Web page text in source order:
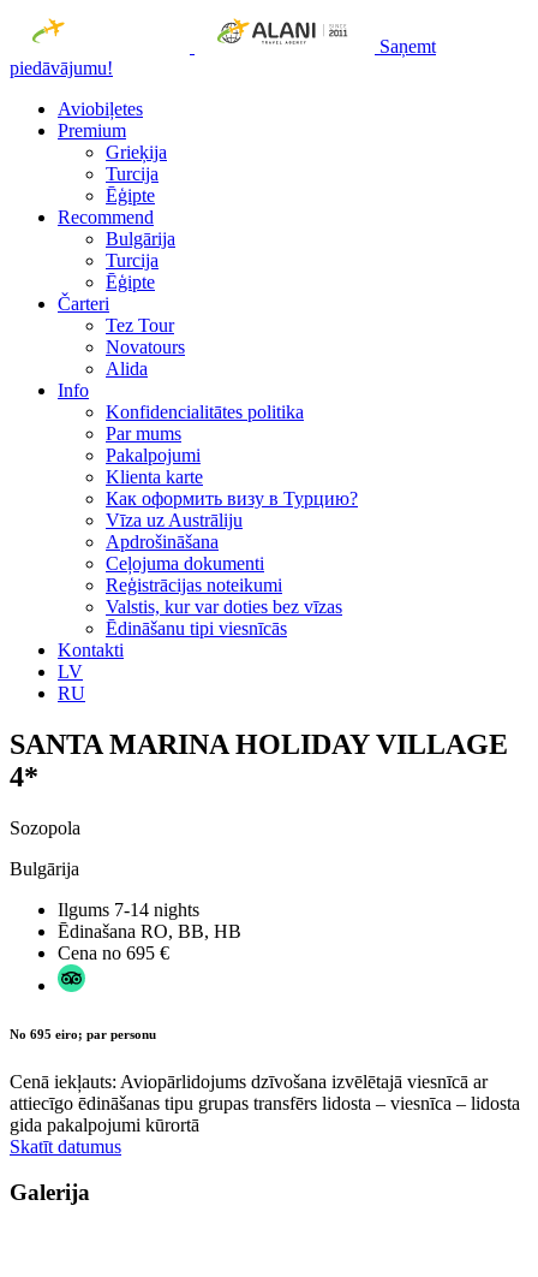
Saņemt
piedāvājumu!
Aviobiļetes
Premium
Grieķija
Turcija
Ēģipte
Recommend
Bulgārija
Turcija
Ēģipte
Čarteri
Tez Tour
Novatours
Alida
Info
Konfidencialitātes politika
Par mums
Рakalpojumi
Klienta karte
Как оформить визу в Турцию?
Vīza uz Austrāliju
Apdrošināšana
Ceļojuma dokumenti
Reģistrācijas noteikumi
Valstis, kur var doties bez vīzas
Ēdināšanu tipi viesnīcās
Kontakti
LV
RU
SANTA MARINA HOLIDAY VILLAGE
4*
Sozopola
Bulgārija
Ilgums 7-14 nights
Ēdinašana RO, BB, HB
Cena no 695 €
No 695 eiro; par personu
Cenā iekļauts: Aviopārlidojums dzīvošana izvēlētajā viesnīcā ar
attiecīgo ēdināšanas tipu grupas transfērs lidosta – viesnīca – lidosta
gida pakalpojumi kūrortā
Skatīt datumus
Galerija